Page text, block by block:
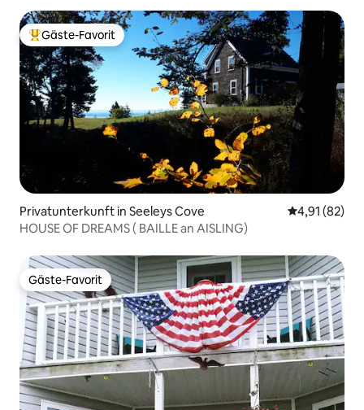
Beliebter Gäste-Favorit.
Gäste-Favorit
Privatunterkunft in Seeleys Cove
4,91 (82)
HOUSE OF DREAMS ( BAILLE an AISLING)
Gäste-Favorit
Gäste-Favorit